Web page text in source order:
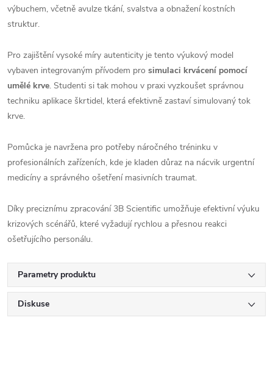
výbuchem, včetně avulze tkání, svalstva a obnažení kostních
struktur.
Pro zajištění vysoké míry autenticity je tento výukový model
vybaven integrovaným přívodem pro simulaci krvácení pomocí
umělé krve. Studenti si tak mohou v praxi vyzkoušet správnou
techniku aplikace škrtidel, která efektivně zastaví simulovaný tok
krve.
Pomůcka je navržena pro potřeby náročného tréninku v
profesionálních zařízeních, kde je kladen důraz na nácvik urgentní
medicíny a správného ošetření masivních traumat.
Díky preciznímu zpracování 3B Scientific umožňuje efektivní výuku
krizových scénářů, které vyžadují rychlou a přesnou reakci
ošetřujícího personálu.
Parametry produktu
Diskuse